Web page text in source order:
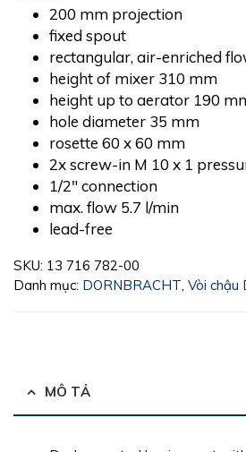
200 mm projection
fixed spout
rectangular, air-enriched
height of mixer 310 mm
height up to aerator 190
hole diameter 35 mm
rosette 60 x 60 mm
2x screw-in M 10 x 1
1/2″ connection
max. flow 5.7 l/min
lead-free
SKU: 13 716 782-00
Danh mục: DORNBRACHT Vòi chậu
MÔ TẢ